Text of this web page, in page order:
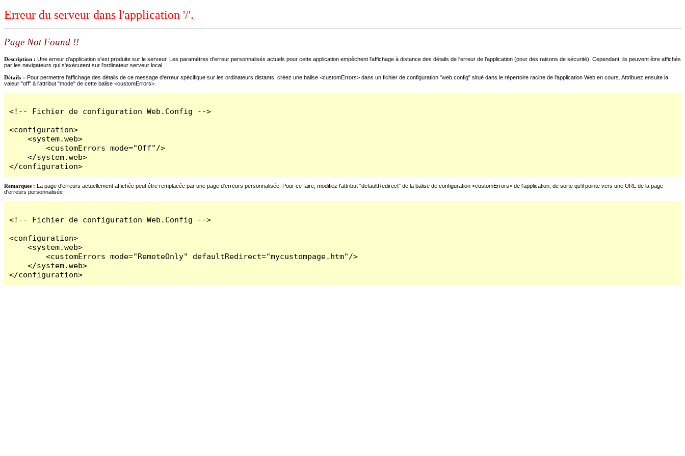
Erreur du serveur dans l'application '/'.
Page Not Found !!
Description : Une erreur d'application s'est produite sur le serveur. Les paramètres d'erreur personnalisés actuels pour cette application empêchent l'affichage à distance des détails de l'erreur de l'application (pour des raisons de sécurité). Cependant, ils peuvent être affichés
par les navigateurs qui s'exécutent sur l'ordinateur serveur local.
Détails = Pour permettre l'affichage des détails de ce message d'erreur spécifique sur les ordinateurs distants, créez une balise <customErrors> dans un fichier de configuration "web.config" situé dans le répertoire racine de l'application Web en cours. Attribuez ensuite la
valeur "off" à l'attribut "mode" de cette balise <customErrors>.
<!-- Fichier de configuration Web.Config -->
<configuration>
    <system.web>
        <customErrors mode="Off"/>
    </system.web>
</configuration>
Remarques : La page d'erreurs actuellement affichée peut être remplacée par une page d'erreurs personnalisée. Pour ce faire, modifiez l'attribut "defaultRedirect" de la balise de configuration <customErrors> de l'application, de sorte qu'il pointe vers une URL de la page
d'erreurs personnalisée !
<!-- Fichier de configuration Web.Config -->
<configuration>
    <system.web>
        <customErrors mode="RemoteOnly" defaultRedirect="mycustompage.htm"/>
    </system.web>
</configuration>